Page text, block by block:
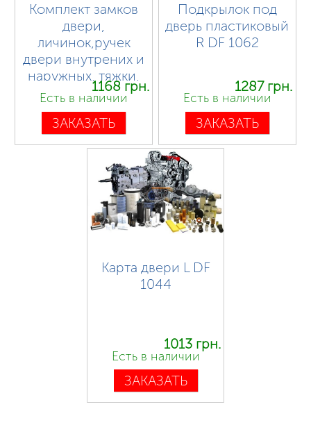
Комплект замков
двери,
личинок,ручек
двери внутрених и
наружных, тяжки,
защелки DF 1044
1168 грн.
Есть в наличии
ЗАКАЗАТЬ
Подкрылок под
дверь пластиковый
R DF 1062
1287 грн.
Есть в наличии
ЗАКАЗАТЬ
Карта двери L DF
1044
1013 грн.
Есть в наличии
ЗАКАЗАТЬ